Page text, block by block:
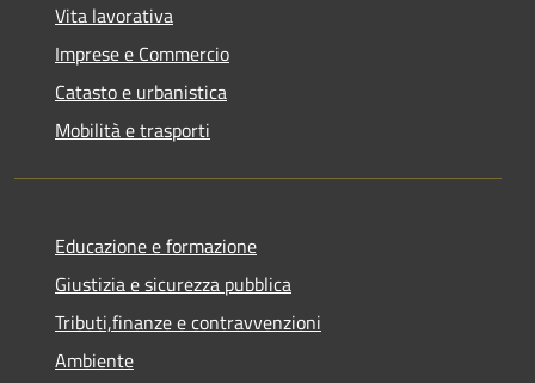
Vita lavorativa
Imprese e Commercio
Catasto e urbanistica
Mobilità e trasporti
Educazione e formazione
Giustizia e sicurezza pubblica
Tributi,finanze e contravvenzioni
Ambiente